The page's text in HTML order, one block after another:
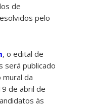
de
pelo
, o edital de
será publicado
mural da
de abril de
às